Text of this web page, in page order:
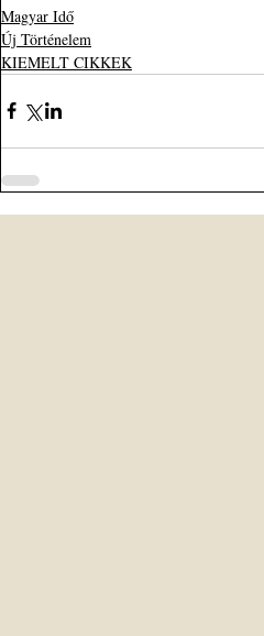
Magyar Idő
Új Történelem
KIEMELT CIKKEK